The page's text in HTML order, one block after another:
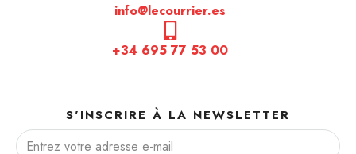
info@lecourrier.es
+34 695 77 53 00
S'INSCRIRE À LA NEWSLETTER